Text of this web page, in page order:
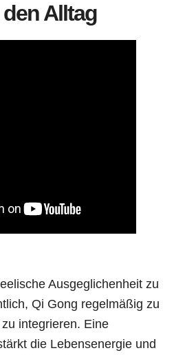
Alltag
Ausgeglichenheit zu
Qi Gong regelmäßig zu
integrieren. Eine
die Lebensenergie und